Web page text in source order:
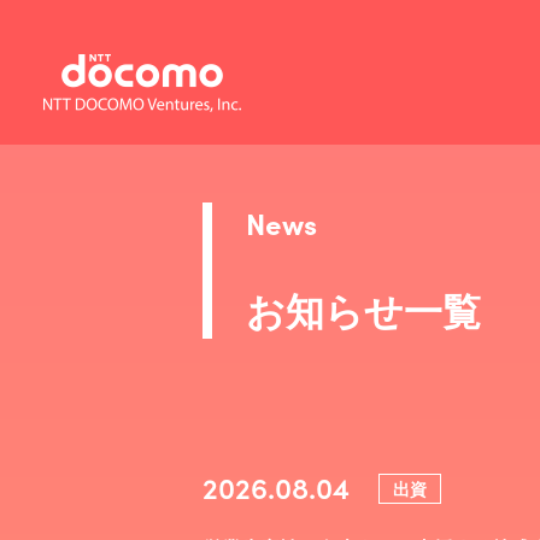
News
お知らせ一覧
2026.08.04 出資